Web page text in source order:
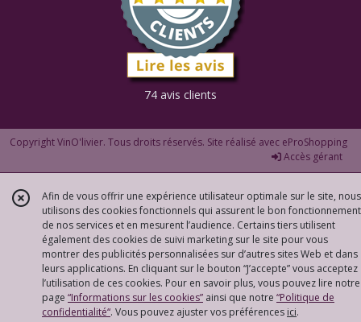
74 avis clients
Copyright VinO'livier. Tous droits réservés. Site réalisé avec eProShopping
Accès gérant
Afin de vous offrir une expérience utilisateur optimale sur le site, nous
utilisons des cookies fonctionnels qui assurent le bon fonctionnement
de nos services et en mesurent l’audience. Certains tiers utilisent
également des cookies de suivi marketing sur le site pour vous
montrer des publicités personnalisées sur d’autres sites Web et dans
leurs applications. En cliquant sur le bouton “J’accepte” vous acceptez
l’utilisation de ces cookies. Pour en savoir plus, vous pouvez lire notre
page “Informations sur les cookies” ainsi que notre “Politique de
confidentialité“. Vous pouvez ajuster vos préférences ici.